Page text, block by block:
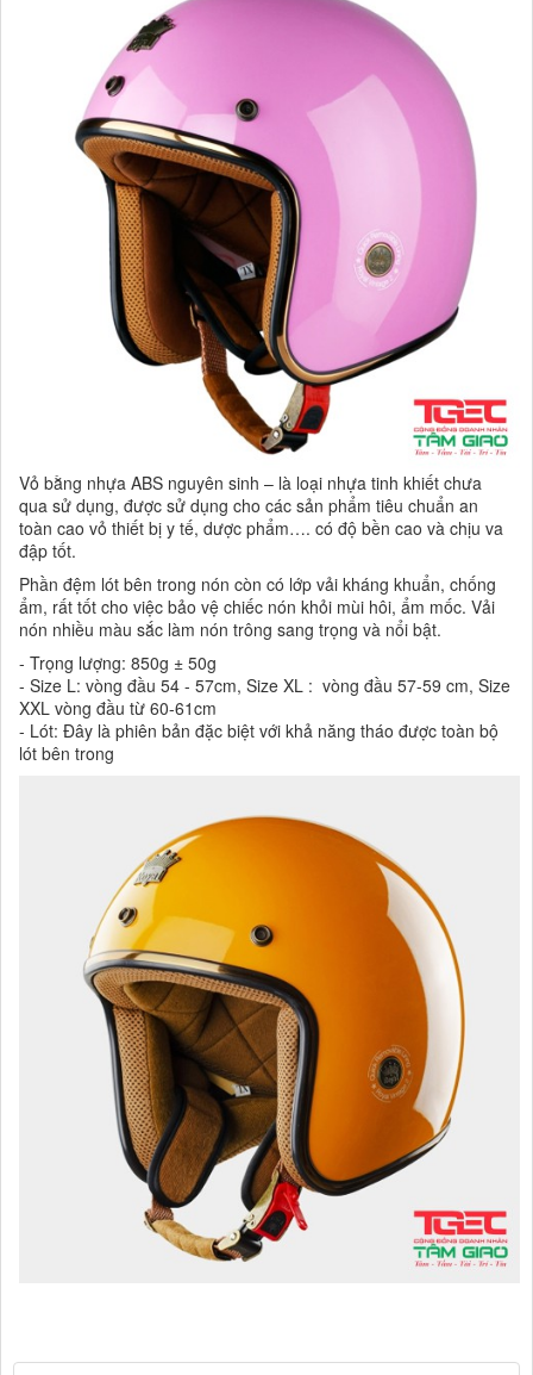
Vỏ bằng nhựa ABS nguyên sinh – là loại nhựa tinh khiết chưa
qua sử dụng, được sử dụng cho các sản phẩm tiêu chuẩn an
toàn cao vỏ thiết bị y tế, dược phẩm…. có độ bền cao và chịu va
đập tốt.
Phần đệm lót bên trong nón còn có lớp vải kháng khuẩn, chống
ẩm, rất tốt cho việc bảo vệ chiếc nón khỏi mùi hôi, ẩm mốc. Vải
nón nhiều màu sắc làm nón trông sang trọng và nổi bật.
- Trọng lượng: 850g ± 50g
- Size L: vòng đầu 54 - 57cm, Size XL : vòng đầu 57-59 cm, Size
XXL vòng đầu từ 60-61cm
- Lót: Đây là phiên bản đặc biệt với khả năng tháo được toàn bộ
lót bên trong